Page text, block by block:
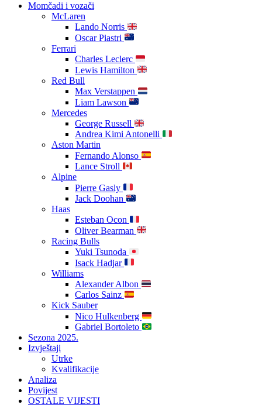
Momčadi i vozači
McLaren
Lando Norris
Oscar Piastri
Ferrari
Charles Leclerc
Lewis Hamilton
Red Bull
Max Verstappen
Liam Lawson
Mercedes
George Russell
Andrea Kimi Antonelli
Aston Martin
Fernando Alonso
Lance Stroll
Alpine
Pierre Gasly
Jack Doohan
Haas
Esteban Ocon
Oliver Bearman
Racing Bulls
Yuki Tsunoda
Isack Hadjar
Williams
Alexander Albon
Carlos Sainz
Kick Sauber
Nico Hulkenberg
Gabriel Bortoleto
Sezona 2025.
Izvještaji
Utrke
Kvalifikacije
Analiza
Povijest
OSTALE VIJESTI